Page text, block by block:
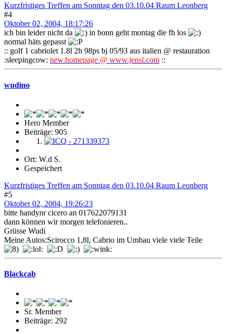
Kurzfristiges Treffen am Sonntag den 03.10.04 Raum Leonberg
#4
Oktober 02, 2004, 18:17:26
ich bin leider nicht da
in bonn geht montag die fh los
normal häts gepasst
:: golf 1 cabriolet 1.8l 2h 98ps bj 05/93 aus italien @ restauration
:sleepingcow: new.homepage @ www.jensl.com ::
wudino
Hero Member
Beiträge: 905
Ort: W.d S.
Gespeichert
Kurzfristiges Treffen am Sonntag den 03.10.04 Raum Leonberg
#5
Oktober 02, 2004, 19:26:23
bitte handynr cicero an 017622079131
dann können wir morgen telefonieren..
Grüsse Wudi
Meine Autos:Scirocco 1,8l, Cabrio im Umbau viele viele Teile
Blackcab
Sr. Member
Beiträge: 292